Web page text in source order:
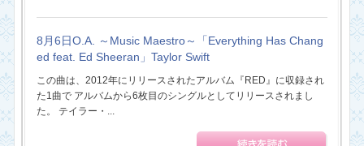
8月6日O.A. ～Music Maestro～「Everything Has Chang
ed feat. Ed Sheeran」Taylor Swift
この曲は、2012年にリリースされたアルバム『RED』に収録され
た1曲で アルバムから6枚目のシングルとしてリリースされまし
た。 テイラー・...